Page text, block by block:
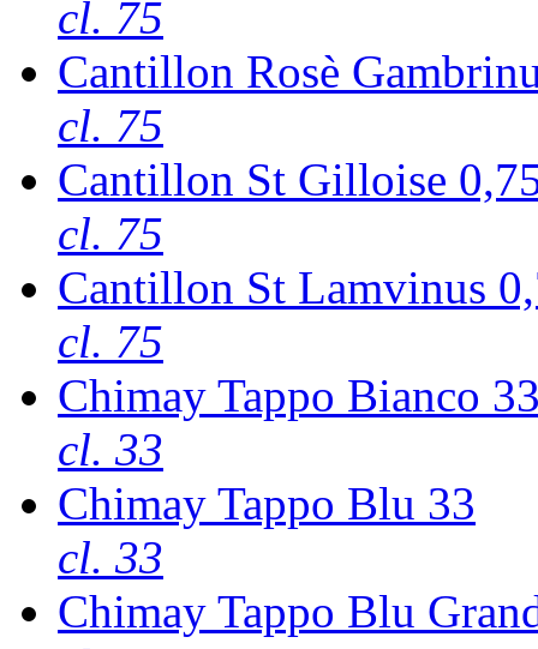
cl. 75
Cantillon Rosè
cl. 75
Cantillon St Gilloise
cl. 75
Cantillon St Lamvinus
cl. 75
Chimay Tappo Bianco
cl. 33
Chimay Tappo Blu 33
cl. 33
Chimay Tappo Blu